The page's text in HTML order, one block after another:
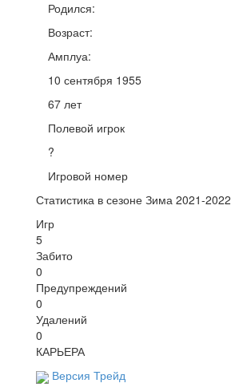
Родился:
Возраст:
Амплуа:
10 сентября 1955
67 лет
Полевой игрок
?
Игровой номер
Статистика в сезоне Зима 2021-2022
Игр
5
Забито
0
Предупреждений
0
Удалений
0
КАРЬЕРА
Версия Трейд